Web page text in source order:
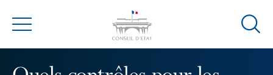
Menu
Ouvrir